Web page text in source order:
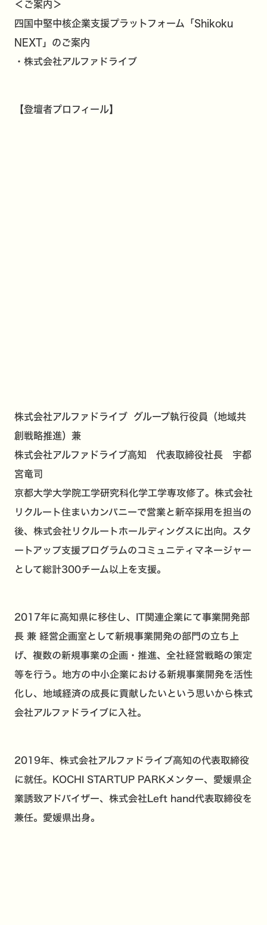
＜ご案内＞
四国中堅中核企業支援プラットフォーム「Shikoku
NEXT」のご案内
・株式会社アルファドライブ
【登壇者プロフィール】
株式会社アルファドライブ グループ執行役員（地域共
創戦略推進）兼
株式会社アルファドライブ高知 代表取締役社長 宇都
宮竜司
京都大学大学院工学研究科化学工学専攻修了。株式会社
リクルート住まいカンパニーで営業と新卒採用を担当の
後、株式会社リクルートホールディングスに出向。スタ
ートアップ支援プログラムのコミュニティマネージャー
として総計300チーム以上を支援。
2017年に高知県に移住し、IT関連企業にて事業開発部
長 兼 経営企画室として新規事業開発の部門の立ち上
げ、複数の新規事業の企画・推進、全社経営戦略の策定
等を行う。地方の中小企業における新規事業開発を活性
化し、地域経済の成長に貢献したいという思いから株式
会社アルファドライブに入社。
2019年、株式会社アルファドライブ高知の代表取締役
に就任。KOCHI STARTUP PARKメンター、愛媛県企
業誘致アドバイザー、株式会社Left hand代表取締役を
兼任。愛媛県出身。